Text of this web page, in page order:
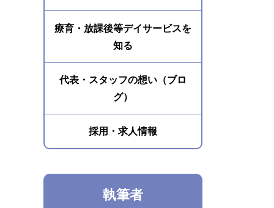
療育・放課後等デイサービスを
知る
代表・スタッフの想い（ブロ
グ）
採用・求人情報
執筆者